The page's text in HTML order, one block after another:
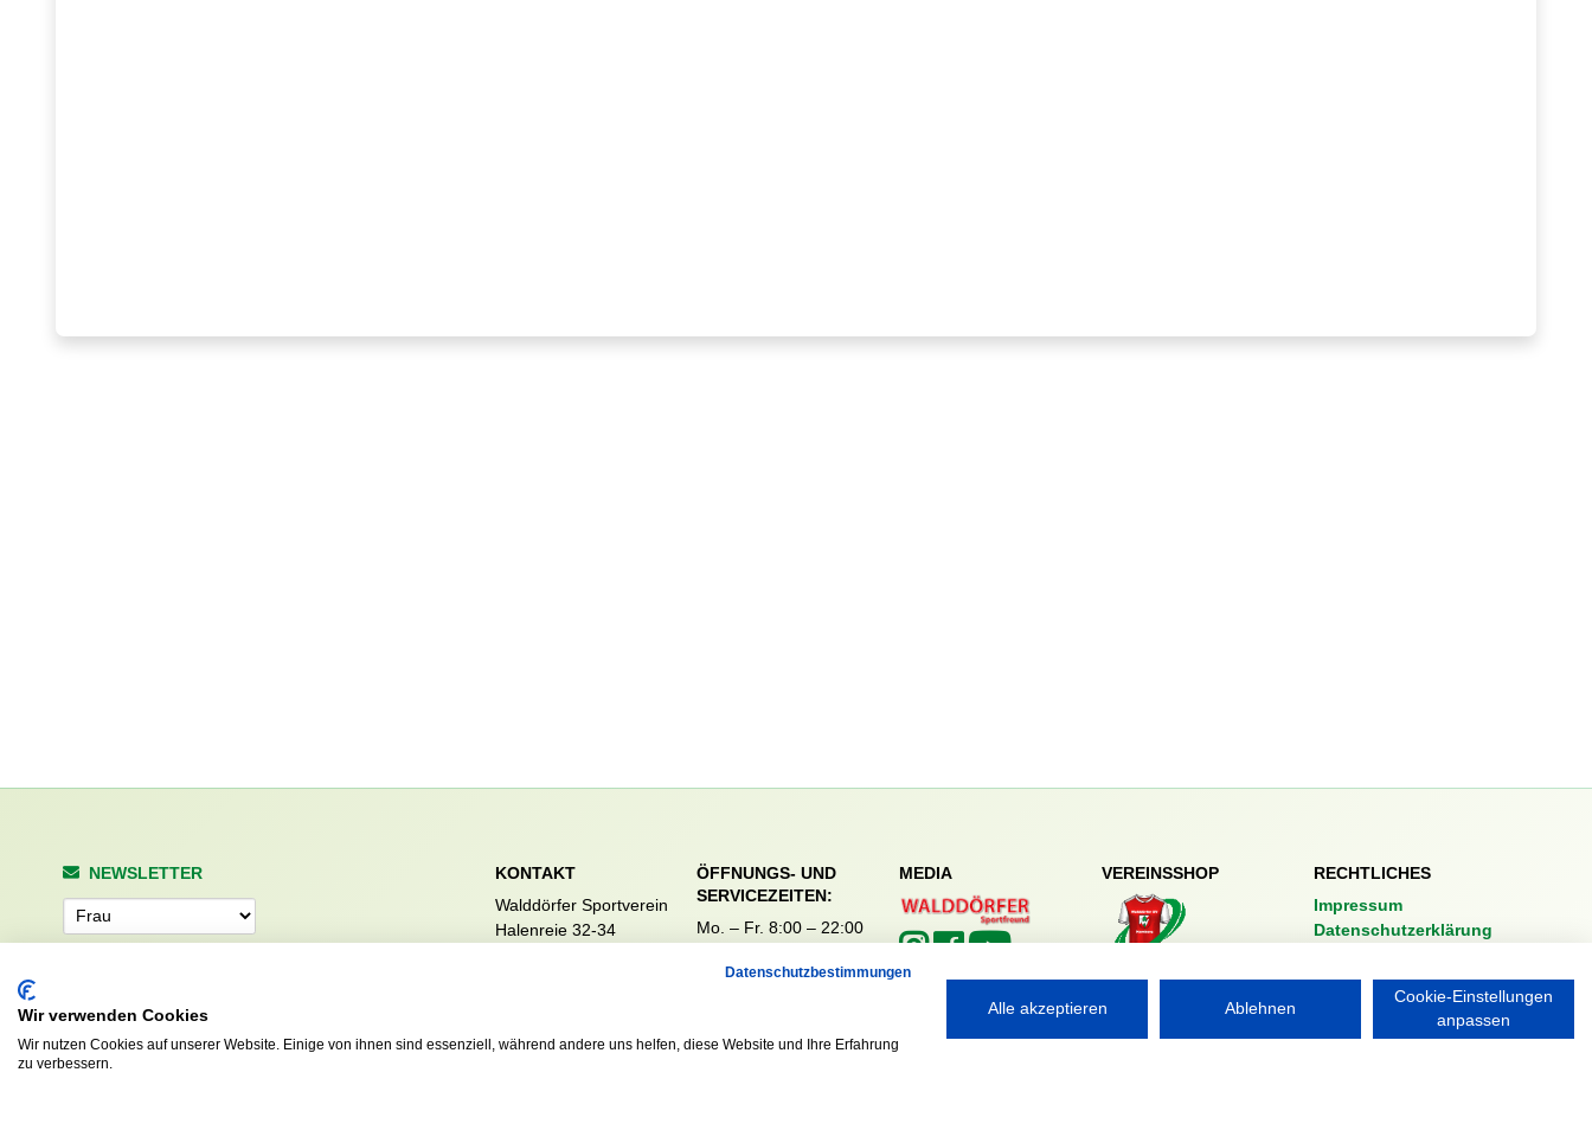
NEWSLETTER
Anrede
KONTAKT
Walddörfer Sportverein
Halenreie 32-34
ÖFFNUNGS- UND
SERVICEZEITEN:
Mo. – Fr. 8:00 – 22:00
Sa. & So. 9:00 – 19:00
MEDIA VEREINSSHOP
Nordsport.store
RECHTLICHES
Impressum
Datenschutzerklärung
Datenschutzbestimmungen
Wir verwenden Cookies
Wir nutzen Cookies auf unserer Website. Einige von ihnen sind essenziell, während andere uns helfen, diese Website und Ihre Erfahrung
zu verbessern.
Alle akzeptieren Ablehnen
Cookie-Einstellungen
anpassen